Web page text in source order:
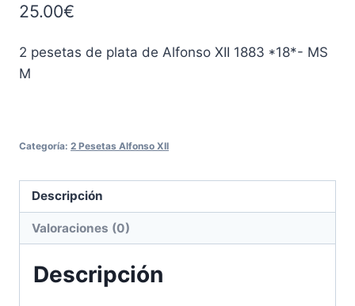
25.00€
2 pesetas de plata de Alfonso XII 1883 *18*- MS
M
Categoría: 2 Pesetas Alfonso XII
Descripción
Valoraciones (0)
Descripción